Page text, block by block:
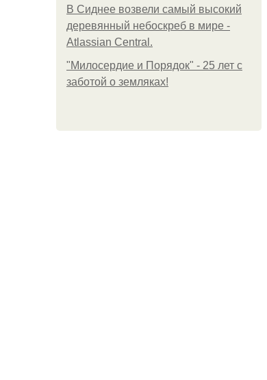
В Сиднее возвели самый высокий
деревянный небоскреб в мире -
Atlassian Central.
"Милосердие и Порядок" - 25 лет с
заботой о земляках!